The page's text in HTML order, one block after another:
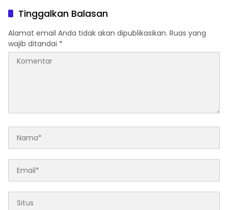
Tinggalkan Balasan
Alamat email Anda tidak akan dipublikasikan. Ruas yang
wajib ditandai *